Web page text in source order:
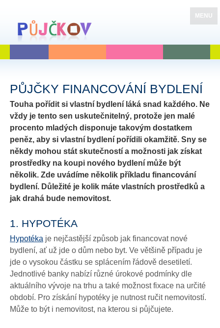
MENU
PŮJČKY FINANCOVÁNÍ BYDLENÍ
Touha pořídit si vlastní bydlení láká snad každého. Ne
vždy je tento sen uskutečnitelný, protože jen malé
procento mladých disponuje takovým dostatkem
peněz, aby si vlastní bydlení pořídili okamžitě. Sny se
někdy mohou stát skutečností a možnosti jak získat
prostředky na koupi nového bydlení může být
několik. Zde uvádíme několik příkladu financování
bydlení. Důležité je kolik máte vlastních prostředků a
jak drahá bude nemovitost.
1. HYPOTÉKA
Hypotéka je nejčastější způsob jak financovat nové
bydlení, ať už jde o dům nebo byt. Ve většině případu je
jde o vysokou částku se splácením řádově desetiletí.
Jednotlivé banky nabízí různé úrokové podmínky dle
aktuálního vývoje na trhu a také možnost fixace na určité
období. Pro získání hypotéky je nutnost ručit nemovitostí.
Může to být i nemovitost, na kterou si půjčujete.